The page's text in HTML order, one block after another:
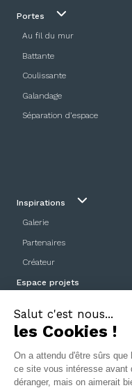
Portes
Au fil du mur
Battante
Coulissante
Galandage
Séparation d’espace
Inspirations
Galerie
Partenaires
Créateur
Espace projets
Mentions légales